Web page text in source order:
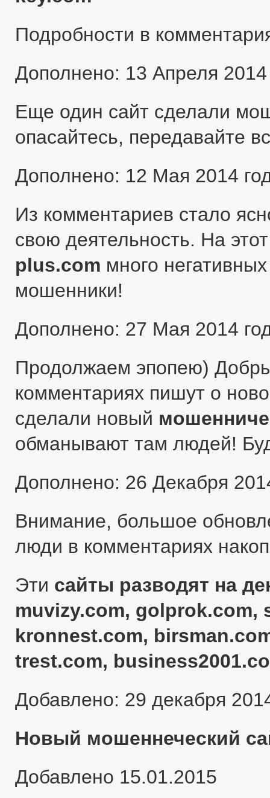
Подробности в
Дополнено: 13 Апреля 2014
Еще один сайт сделали
опасайтесь, передавайте
Дополнено: 12 Мая 2014
Из комментариев стало
свою деятельность. На
plus.com много
мошенники!
Дополнено: 27 Мая 2014
Продолжаем эпопею)
комментариях пишут о
сделали новый
обманывают там людей!
Дополнено: 26 Декабря
Внимание, большое
люди в комментариях
Эти сайты разводят на
muvizy.com, golprok.com,
kronnest.com,
trest.com,
Добавлено: 29 декабря
Новый мошеннеческий
Добавлено 15.01.2015